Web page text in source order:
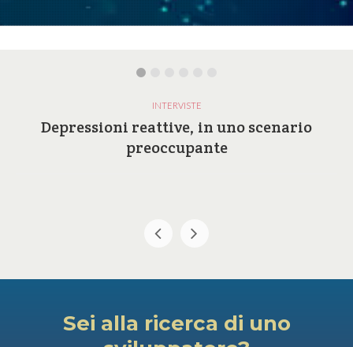
INTERVISTE
Depressioni reattive, in uno scenario
preoccupante
Sei alla ricerca di uno